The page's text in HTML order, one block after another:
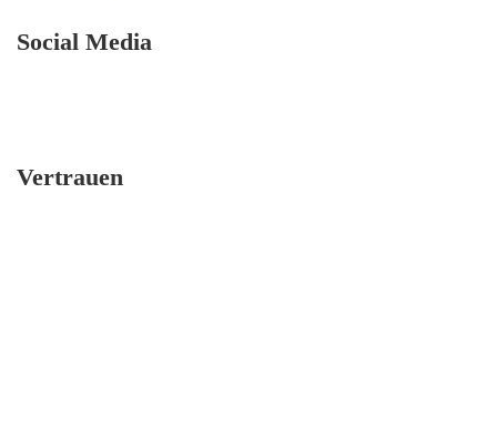
Social Media
Vertrauen